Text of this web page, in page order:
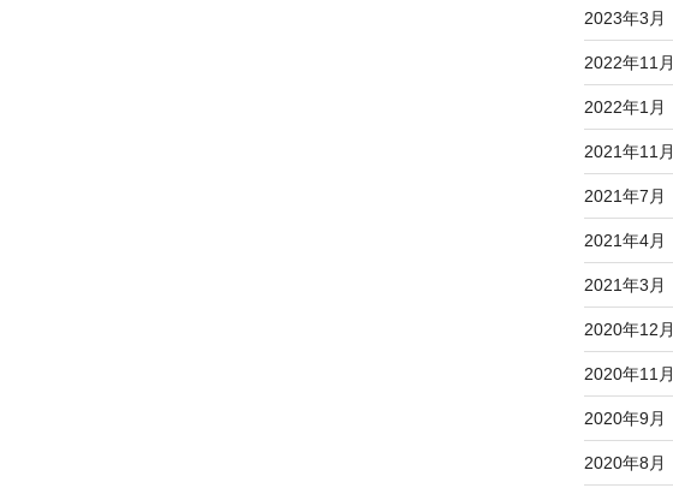
2023年3月
2022年11月
2022年1月
2021年11月
2021年7月
2021年4月
2021年3月
2020年12月
2020年11月
2020年9月
2020年8月